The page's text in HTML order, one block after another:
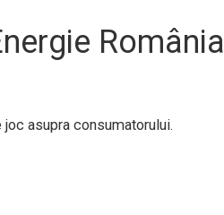
România
asupra consumatorului.